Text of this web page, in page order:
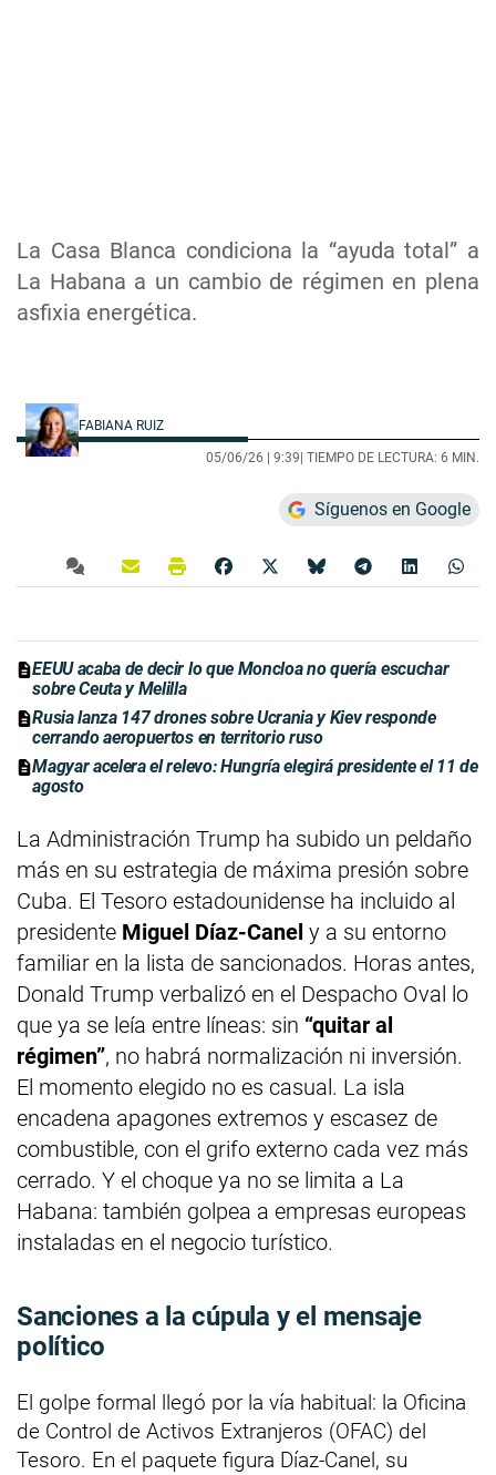
La Casa Blanca condiciona la “ayuda total” a
La Habana a un cambio de régimen en plena
asfixia energética.
FABIANA RUIZ
05/06/26 | 9:39 | TIEMPO DE LECTURA: 6 MIN.
Síguenos en Google
EEUU acaba de decir lo que Moncloa no quería escuchar
sobre Ceuta y Melilla
Rusia lanza 147 drones sobre Ucrania y Kiev responde
cerrando aeropuertos en territorio ruso
Magyar acelera el relevo: Hungría elegirá presidente el 11 de
agosto
La Administración Trump ha subido un peldaño
más en su estrategia de máxima presión sobre
Cuba. El Tesoro estadounidense ha incluido al
presidente Miguel Díaz-Canel y a su entorno
familiar en la lista de sancionados. Horas antes,
Donald Trump verbalizó en el Despacho Oval lo
que ya se leía entre líneas: sin “quitar al
régimen”, no habrá normalización ni inversión.
El momento elegido no es casual. La isla
encadena apagones extremos y escasez de
combustible, con el grifo externo cada vez más
cerrado. Y el choque ya no se limita a La
Habana: también golpea a empresas europeas
instaladas en el negocio turístico.
Sanciones a la cúpula y el mensaje
político
El golpe formal llegó por la vía habitual: la Oficina
de Control de Activos Extranjeros (OFAC) del
Tesoro. En el paquete figura Díaz-Canel, su